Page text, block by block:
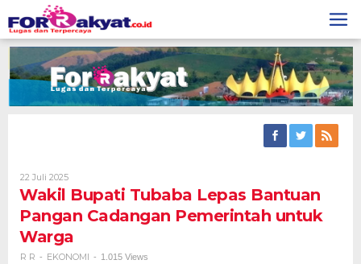
to
content
22 Juli 2025Oleh
R
R
Wakil Bupati Tubaba Lepas Bantuan
Pangan Cadangan Pemerintah untuk
Warga
R R - EKONOMI - 1.015 Views